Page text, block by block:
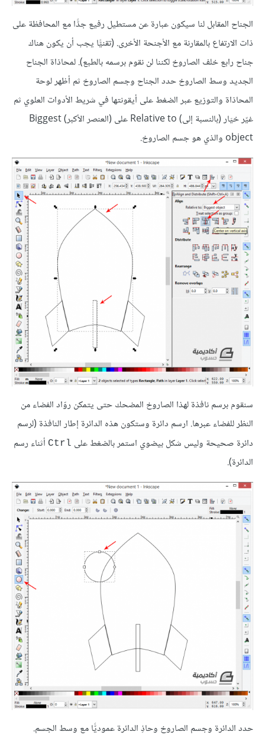
الجناح المقابل لنا سيكون عبارة عن مستطيل رفيع جدًّا مع المحافظة على
ذات الارتفاع بالمقارنة مع الأجنحة الأخرى. (تقنيًّا يجب أن يكون هناك
جناح رابع خلف الصاروخ لكننا لن نقوم برسمه بالطبع). لمحاذاة الجناح
الجديد وسط الصاروخ حدد الجناح وجسم الصاروخ ثم أظهر لوحة
المحاذاة والتوزيع عبر الضغط على أيقونتها في شريط الأدوات العلوي ثم
غيّر خيَار (بالنسبة إلى) Relative to على (العنصر الأكبر) Biggest
object والذي هو جسم الصاروخ.
سنقوم برسم نافذة لهذا الصاروخ المضحك حتى يتمكن روّاد الفضاء من
النظر للفضاء عبرها. ارسم دائرة وستكون هذه الدائرة إطار النافذة (لرسم
دائرة صحيحة وليس شكل بيضوي استمر بالضغط على Ctrl أثناء رسم
الدائرة).
حدد الدائرة وجسم الصاروخ وحاذِ الدائرة عموديًّا مع وسط الجسم.